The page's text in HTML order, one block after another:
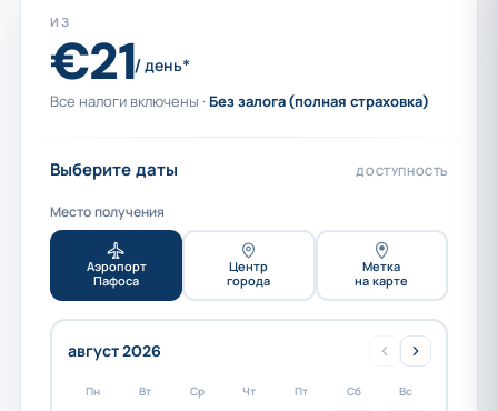
ИЗ
€21/ день*
Все налоги включены · Без залога (полная страховка)
Выберите даты ДОСТУПНОСТЬ
Место получения
Аэропорт
Пафоса
Центр
города
Метка
на карте
август 2026
Пн Вт Ср Чт Пт Сб Вс